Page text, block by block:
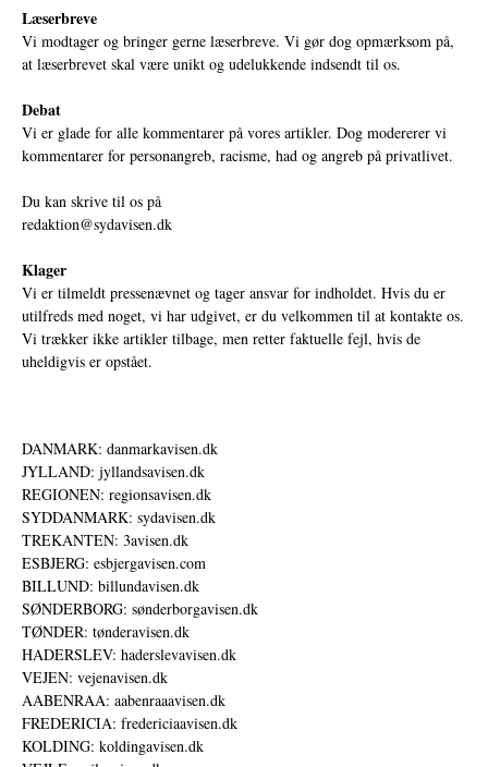
Læserbreve
Vi modtager og bringer gerne læserbreve. Vi gør dog opmærksom på,
at læserbrevet skal være unikt og udelukkende indsendt til os.
Debat
Vi er glade for alle kommentarer på vores artikler. Dog modererer vi
kommentarer for personangreb, racisme, had og angreb på privatlivet.
Du kan skrive til os på
redaktion@sydavisen.dk
Klager
Vi er tilmeldt pressenævnet og tager ansvar for indholdet. Hvis du er
utilfreds med noget, vi har udgivet, er du velkommen til at kontakte os.
Vi trækker ikke artikler tilbage, men retter faktuelle fejl, hvis de
uheldigvis er opstået.
DANMARK: danmarkavisen.dk
JYLLAND: jyllandsavisen.dk
REGIONEN: regionsavisen.dk
SYDDANMARK: sydavisen.dk
TREKANTEN: 3avisen.dk
ESBJERG: esbjergavisen.com
BILLUND: billundavisen.dk
SØNDERBORG: sønderborgavisen.dk
TØNDER: tønderavisen.dk
HADERSLEV: haderslevavisen.dk
VEJEN: vejenavisen.dk
AABENRAA: aabenraaavisen.dk
FREDERICIA: fredericiaavisen.dk
KOLDING: koldingavisen.dk